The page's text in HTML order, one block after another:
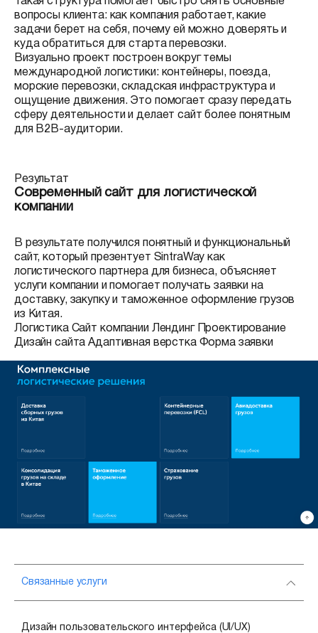
вопросы клиента: как компания работает, какие
задачи берет на себя, почему ей можно доверять и
куда обратиться для старта перевозки.
Визуально проект построен вокруг темы
международной логистики: контейнеры, поезда,
морские перевозки, складская инфраструктура и
ощущение движения. Это помогает сразу передать
сферу деятельности и делает сайт более понятным
для B2B-аудитории.
Результат
Современный сайт для логистической
компании
В результате получился понятный и функциональный
сайт, который презентует SintraWay как
логистического партнера для бизнеса, объясняет
услуги компании и помогает получать заявки на
доставку, закупку и таможенное оформление грузов
из Китая.
Логистика Сайт компании Лендинг
Проектирование
Дизайн сайта Адаптивная верстка Форма заявки
Связанные услуги
Дизайн пользовательского интерфейса (UI/UX)